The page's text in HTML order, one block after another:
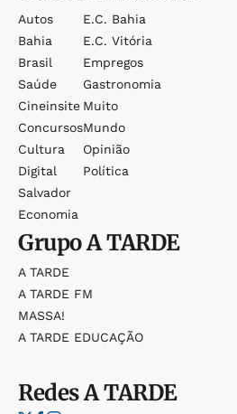
Autos
Bahia
Brasil
Saúde
Cineinsite
Concursos
Cultura
Digital
Salvador
Economia
E.c. Bahia
E.c. Vitória
Empregos
Gastronomia
Muito
Mundo
Opinião
Política
GrupoA TARDE
A TARDE
A TARDE FM
MASSA!
A TARDE EDUCAÇÃO
RedesA TARDE